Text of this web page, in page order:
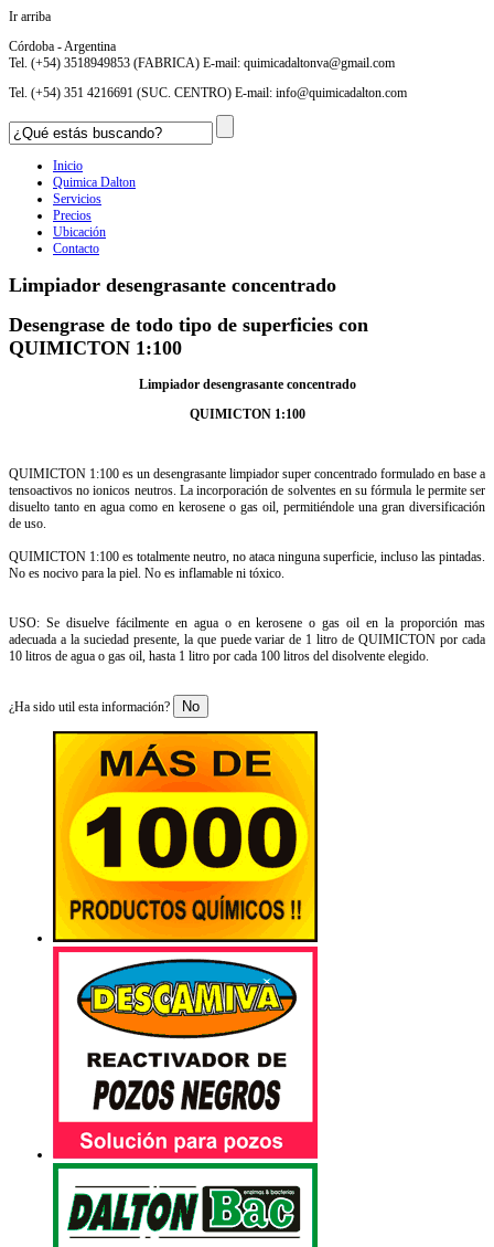
Ir arriba
Córdoba - Argentina
Tel. (+54) 3518949853 (FABRICA) E-mail: quimicadaltonva@gmail.com
Tel. (+54) 351 4216691 (SUC. CENTRO) E-mail: info@quimicadalton.com
Inicio
Quimica Dalton
Servicios
Precios
Ubicación
Contacto
Limpiador desengrasante concentrado
Desengrase de todo tipo de superficies con
QUIMICTON 1:100
Limpiador desengrasante concentrado
QUIMICTON 1:100
QUIMICTON 1:100 es un desengrasante limpiador super concentrado formulado en base a
tensoactivos no ionicos neutros. La incorporación de solventes en su fórmula le permite ser
disuelto tanto en agua como en kerosene o gas oil, permitiéndole una gran diversificación
de uso.
QUIMICTON 1:100 es totalmente neutro, no ataca ninguna superficie, incluso las pintadas.
No es nocivo para la piel. No es inflamable ni tóxico.
USO: Se disuelve fácilmente en agua o en kerosene o gas oil en la proporción mas
adecuada a la suciedad presente, la que puede variar de 1 litro de QUIMICTON por cada
10 litros de agua o gas oil, hasta 1 litro por cada 100 litros del disolvente elegido.
¿Ha sido util esta información? No